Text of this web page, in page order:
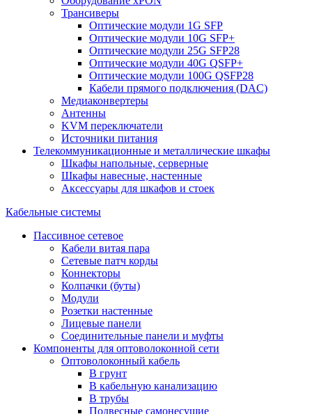
Трансиверы
Оптические модули 1G SFP
Оптические модули 10G SFP+
Оптические модули 25G SFP28
Оптические модули 40G QSFP+
Оптические модули 100G QSFP28
Кабели прямого подключения (DAC)
Медиаконвертеры
Антенны
KVM переключатели
Источники питания
Телекоммуникационные и металлические шкафы
Шкафы напольные, серверные
Шкафы навесные, настенные
Аксессуары для шкафов и стоек
Кабельные системы
Пассивное сетевое
Кабели витая пара
Сетевые патч корды
Коннекторы
Колпачки (буты)
Модули
Розетки настенные
Лицевые панели
Соединительные панели и муфты
Компоненты для оптоволоконной сети
Оптоволоконный кабель
В грунт
В кабельную канализацию
В трубы
Подвесные самонесущие